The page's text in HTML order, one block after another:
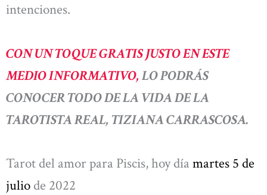
intenciones.
CON UN TOQUE GRATIS JUSTO EN ESTE
MEDIO INFORMATIVO, LO PODRÁS
CONOCER TODO DE LA VIDA DE LA
TAROTISTA REAL, TIZIANA CARRASCOSA.
Tarot del amor para Piscis, hoy día martes 5 de
julio de 2022